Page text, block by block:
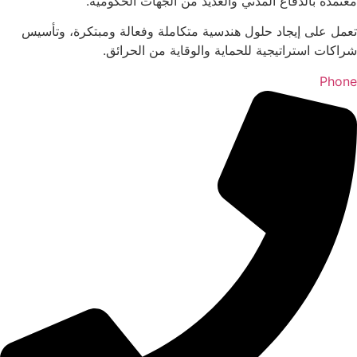
تعمل على إيجاد حلول هندسية متكاملة وفعالة ومبتكرة، وتأسيس
شراكات استراتيجية للحماية والوقاية من الحرائق.
Phone